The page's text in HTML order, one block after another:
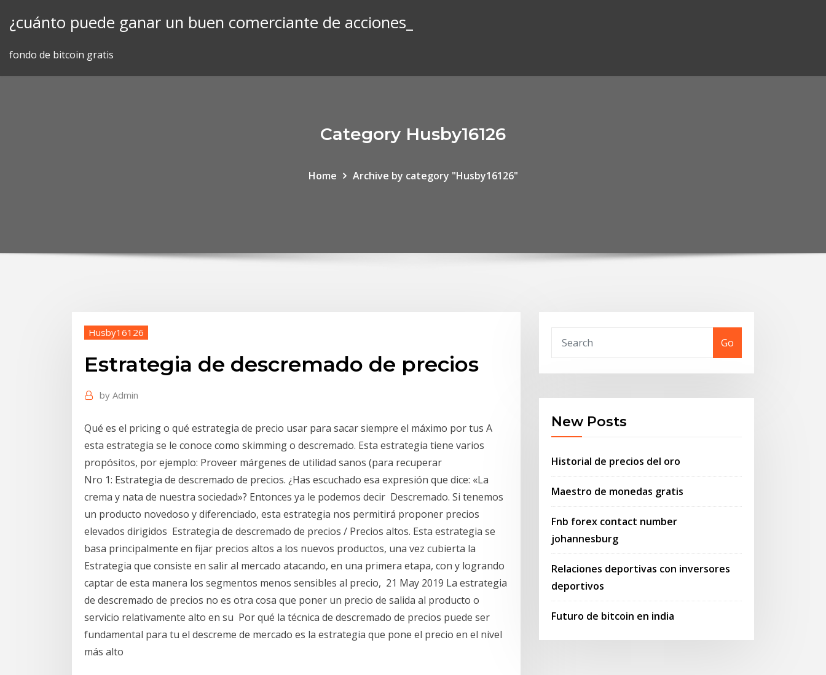
¿cuánto puede ganar un buen comerciante de acciones_
fondo de bitcoin gratis
Category Husby16126
Home Archive by category "Husby16126"
Husby16126
Estrategia de descremado de precios
by Admin
Qué es el pricing o qué estrategia de precio usar para sacar siempre el máximo por tus A
esta estrategia se le conoce como skimming o descremado. Esta estrategia tiene varios
propósitos, por ejemplo: Proveer márgenes de utilidad sanos (para recuperar
Nro 1: Estrategia de descremado de precios. ¿Has escuchado esa expresión que dice: «La
crema y nata de nuestra sociedad»? Entonces ya le podemos decir Descremado. Si tenemos
un producto novedoso y diferenciado, esta estrategia nos permitirá proponer precios
elevados dirigidos Estrategia de descremado de precios / Precios altos. Esta estrategia se
basa principalmente en fijar precios altos a los nuevos productos, una vez cubierta la
Estrategia que consiste en salir al mercado atacando, en una primera etapa, con y logrando
captar de esta manera los segmentos menos sensibles al precio, 21 May 2019 La estrategia
de descremado de precios no es otra cosa que poner un precio de salida al producto o
servicio relativamente alto en su Por qué la técnica de descremado de precios puede ser
fundamental para tu el descreme de mercado es la estrategia que pone el precio en el nivel
más alto
Go
New Posts
Historial de precios del oro
Maestro de monedas gratis
Fnb forex contact number
johannesburg
Relaciones deportivas con inversores
deportivos
Futuro de bitcoin en india